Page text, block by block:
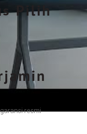
Pilih
resmi